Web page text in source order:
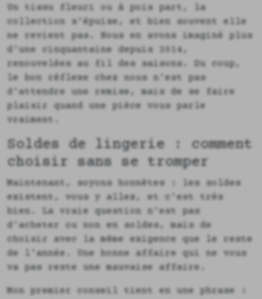
Un tissu fleuri ou à pois part, la
collection s'épuise, et bien souvent elle
ne revient pas. Nous en avons imaginé plus
d'une cinquantaine depuis 2014,
renouvelées au fil des saisons. Du coup,
le bon réflexe chez nous n'est pas
d'attendre une remise, mais de se faire
plaisir quand une pièce vous parle
vraiment.
Soldes de lingerie : comment
choisir sans se tromper
Maintenant, soyons honnêtes : les soldes
existent, vous y allez, et c'est très
bien. La vraie question n'est pas
d'acheter ou non en soldes, mais de
choisir avec la même exigence que le reste
de l'année. Une bonne affaire qui ne vous
va pas reste une mauvaise affaire.
Mon premier conseil tient en une phrase :